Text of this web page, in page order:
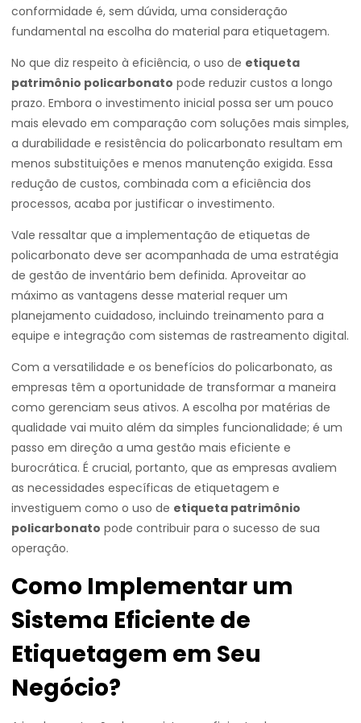
conformidade é, sem dúvida, uma consideração
fundamental na escolha do material para etiquetagem.
No que diz respeito à eficiência, o uso de etiqueta
patrimônio policarbonato pode reduzir custos a longo
prazo. Embora o investimento inicial possa ser um pouco
mais elevado em comparação com soluções mais simples,
a durabilidade e resistência do policarbonato resultam em
menos substituições e menos manutenção exigida. Essa
redução de custos, combinada com a eficiência dos
processos, acaba por justificar o investimento.
Vale ressaltar que a implementação de etiquetas de
policarbonato deve ser acompanhada de uma estratégia
de gestão de inventário bem definida. Aproveitar ao
máximo as vantagens desse material requer um
planejamento cuidadoso, incluindo treinamento para a
equipe e integração com sistemas de rastreamento digital.
Com a versatilidade e os benefícios do policarbonato, as
empresas têm a oportunidade de transformar a maneira
como gerenciam seus ativos. A escolha por matérias de
qualidade vai muito além da simples funcionalidade; é um
passo em direção a uma gestão mais eficiente e
burocrática. É crucial, portanto, que as empresas avaliem
as necessidades específicas de etiquetagem e
investiguem como o uso de etiqueta patrimônio
policarbonato pode contribuir para o sucesso de sua
operação.
Como Implementar um
Sistema Eficiente de
Etiquetagem em Seu
Negócio?